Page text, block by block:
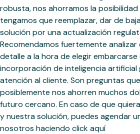
robusta, nos ahorramos la
tengamos que reemplazar, dar de
solución por una actualización
Recomendamos fuertemente
detalle a la hora de elegir
incorporación de inteligencia artificial
atención al cliente. Son preguntas
posiblemente nos ahorren muchos
futuro cercano. En caso de que
y nuestra solución, puedes agendar
nosotros haciendo click aquí